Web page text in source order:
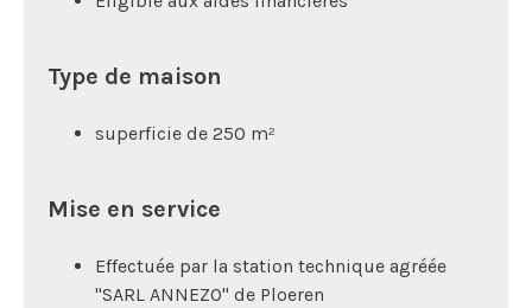
Type de maison
superficie de 250 m²
Mise en service
Effectuée par la station technique agréée
"SARL ANNEZO" de Ploeren